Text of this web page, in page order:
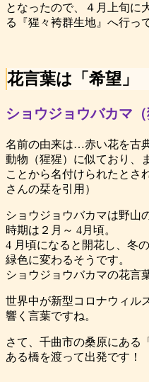
となったので、４月上旬に
る『猩々袴群生地』へ行っ
花言葉は「 希望 」
ショウジョウバカマ（
名前の由来は…赤い花を古
動物（猩猩）に似ており、
ことから名付けられたとさ
さんの栞を引用）
ショウジョウバカマは野山
時期は２月～ 4月頃。
4 月頃になると開花し、冬
緑色に変わるそうです。
ショウジョウバカマの花言
世界中が新型コロナウィル
響く言葉ですね。
さて、千曲市の桑原にある
ある橋を渡って出発です！